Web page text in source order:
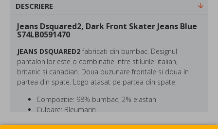
DESCRIERE
Jeans Dsquared2, Dark Front Skater Jeans Blue
S74LB0591470
JEANS DSQUARED2 fabricati din bumbac. Designul
pantalonilor este o combinatie intre stilurile: italian,
britanic si canadian. Doua buzunare frontale si doua In
partea din spate. Logo atasat pe partea din spate.
Compozitie: 98% bumbac, 2% elastan
Culoare: Bleumarin